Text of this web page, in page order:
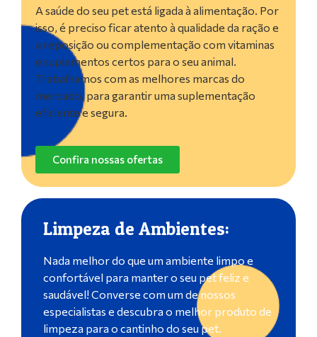
A saúde do seu pet está ligada à alimentação. Por
isso, é preciso ficar atento à qualidade da ração e
a reposição ou complementação com vitaminas
e suplementos certos para o seu animal.
Trabalhamos com as melhores marcas do
mercado, para garantir uma suplementação
eficiente e segura.
Confira nossas ofertas
Limpeza de Ambientes:
Nada melhor do que um ambiente limpo e
confortável para manter o seu pet feliz e
saudável! Converse com um de nossos
especialistas e descubra o melhor produto de
limpeza para o cantinho do seu pet.